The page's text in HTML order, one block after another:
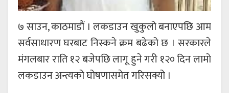
७ साउन, काठमाडौं । लकडाउन खुकुलो बनाएपछि आम
सर्वसाधारण घरबाट निस्कने क्रम बढेको छ । सरकारले
मंगलबार राति १२ बजेपछि लागू हुने गरी १२० दिन लामो
लकडाउन अन्त्यको घोषणासमेत गरिसक्यो ।